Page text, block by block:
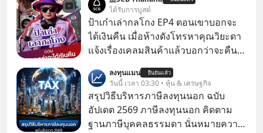
ได้รับการบูสต์
ป้าเก๋าเล่ากลโกง EP4 ตอนเขาบอกจะ
ได้เงินคืน เมื่อห้างดังโทรหาคุณวิยะดา
แจ้งเรื่องเคลมสินค้าแล้วบอกว่าจะคืน
เรื่องจ้อจี้ หาคำตอบได้ที่ “ป้าเก๋าเล่ากล
โกง” EP4 ตอน “เขาบอกว่าจะได้เงิน
คืน” #ป้าเก๋าเล่ากลโกง #แก้เกมกลโกง
#อยู่อย่างยั่งยืน #Cybersecurity #เตือน
ลงทุนแมน ยืนยันแล้ว
วันนี้ เวลา 03:30 • หุ้น & เศรษฐกิจ
สรุปวิธีบริหารภาษีลงทุนนอก ฉบับ
อัปเดต 2569 ภาษีลงทุนนอก คิดตาม
ฐานภาษีบุคคลธรรมดา นั่นหมายความ